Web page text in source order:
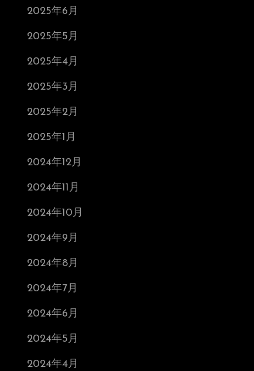
2025年6月
2025年5月
2025年4月
2025年3月
2025年2月
2025年1月
2024年12月
2024年11月
2024年10月
2024年9月
2024年8月
2024年7月
2024年6月
2024年5月
2024年4月